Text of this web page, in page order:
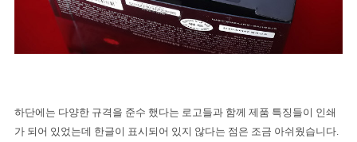
하단에는 다양한 규격을 준수 했다는 로고들과 함께 제품 특징들이 인쇄
가 되어 있었는데 한글이 표시되어 있지 않다는 점은 조금 아쉬웠습니다